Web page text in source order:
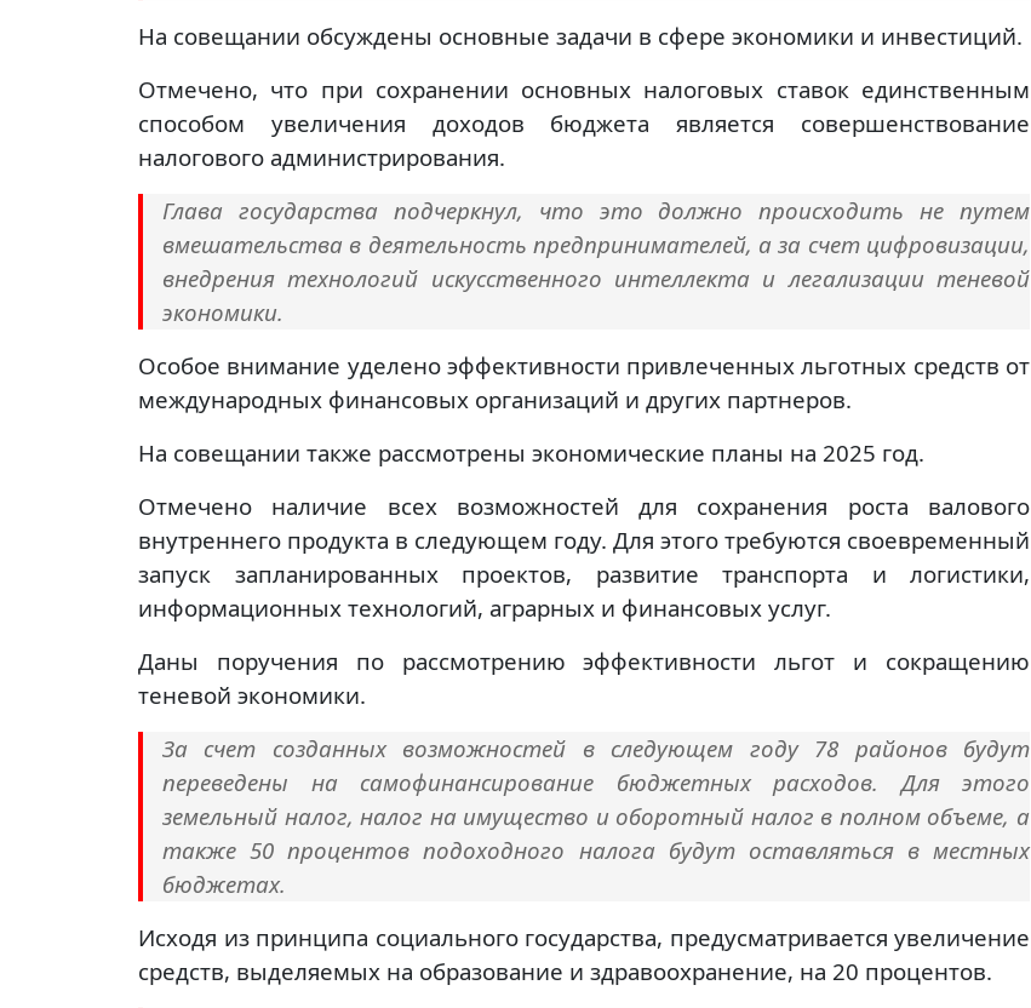
На совещании обсуждены основные задачи в сфере экономики и инвестиций.
Отмечено, что при сохранении основных налоговых ставок единственным
способом увеличения доходов бюджета является совершенствование
налогового администрирования.
Глава государства подчеркнул, что это должно происходить не путем
вмешательства в деятельность предпринимателей, а за счет цифровизации,
внедрения технологий искусственного интеллекта и легализации теневой
экономики.
Особое внимание уделено эффективности привлеченных льготных средств от
международных финансовых организаций и других партнеров.
На совещании также рассмотрены экономические планы на 2025 год.
Отмечено наличие всех возможностей для сохранения роста валового
внутреннего продукта в следующем году. Для этого требуются своевременный
запуск запланированных проектов, развитие транспорта и логистики,
информационных технологий, аграрных и финансовых услуг.
Даны поручения по рассмотрению эффективности льгот и сокращению
теневой экономики.
За счет созданных возможностей в следующем году 78 районов будут
переведены на самофинансирование бюджетных расходов. Для этого
земельный налог, налог на имущество и оборотный налог в полном объеме, а
также 50 процентов подоходного налога будут оставляться в местных
бюджетах.
Исходя из принципа социального государства, предусматривается увеличение
средств, выделяемых на образование и здравоохранение, на 20 процентов.